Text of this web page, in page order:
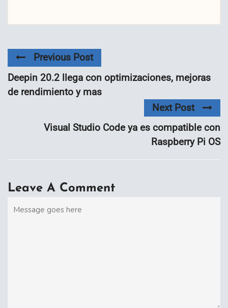
Previous Post
Deepin 20.2 llega con optimizaciones, mejoras
de rendimiento y mas
Next Post
Visual Studio Code ya es compatible con
Raspberry Pi OS
Leave A Comment